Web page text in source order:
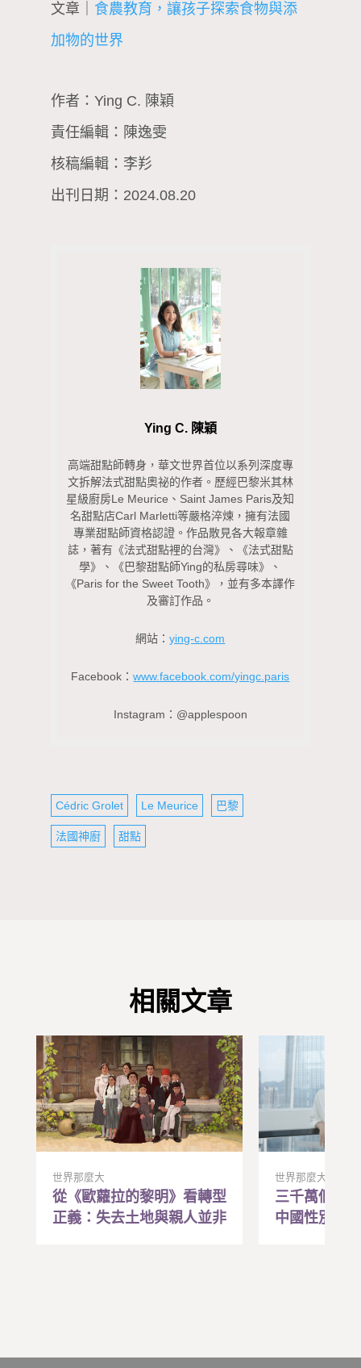
文章｜ 食農教育，讓孩子探索食物與添
加物的世界
作者：Ying C. 陳穎
責任編輯：陳逸雯
核稿編輯：李羏
出刊日期：2024.08.20
Ying C. 陳穎
高端甜點師轉身，華文世界首位以系列深度專
文拆解法式甜點奧祕的作者。歷經巴黎米其林
星級廚房Le Meurice、Saint James Paris及知
名甜點店Carl Marletti等嚴格淬煉，擁有法國
專業甜點師資格認證。作品散見各大報章雜
誌，著有《法式甜點裡的台灣》、《法式甜點
學》、《巴黎甜點師Ying的私房尋味》、
《Paris for the Sweet Tooth》，並有多本譯作
及審訂作品。
網站：ying-c.com
Facebook：www.facebook.com/yingc.paris
Instagram：@applespoon
Cédric Grolet Le Meurice 巴黎
法國神廚 甜點
相關文章
世界那麼大
從《歐蘿拉的黎明》看轉型
正義：失去土地與親人並非
世界那麼大
三千萬個找
中國性別失